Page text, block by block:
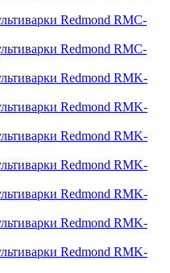
Redmond RMC-
Redmond RMC-
Redmond RMK-
Redmond RMK-
Redmond RMK-
Redmond RMK-
Redmond RMK-
Redmond RMK-
Redmond RMK-